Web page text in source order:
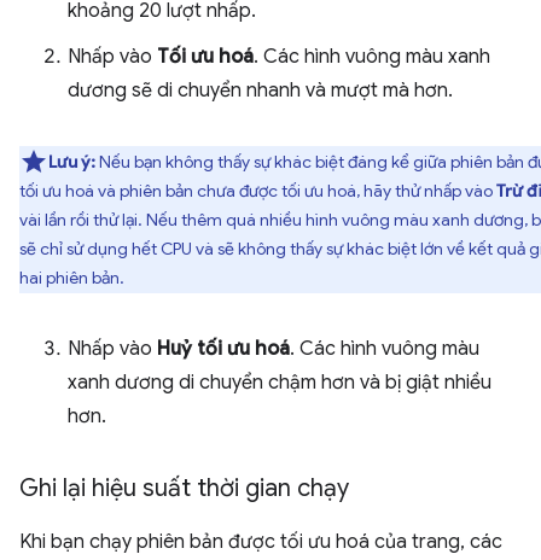
khoảng 20 lượt nhấp.
Nhấp vào Tối ưu hoá. Các hình vuông màu xanh
dương sẽ di chuyển nhanh và mượt mà hơn.
Lưu ý:Nếu bạn không thấy sự khác biệt đáng kể giữa phiên bản
tối ưu hoá và phiên bản chưa được tối ưu hoá, hãy thử nhấp vàoTrừ
vài lần rồi thử lại. Nếu thêm quá nhiều hình vuông màu xanh dương,
sẽ chỉ sử dụng hết CPU và sẽ không thấy sự khác biệt lớn về kết quả
hai phiên bản.
Nhấp vào Huỷ tối ưu hoá. Các hình vuông màu
xanh dương di chuyển chậm hơn và bị giật nhiều
hơn.
Ghi lại hiệu suất thời gian chạy
Khi bạn chạy phiên bản được tối ưu hoá của trang, các